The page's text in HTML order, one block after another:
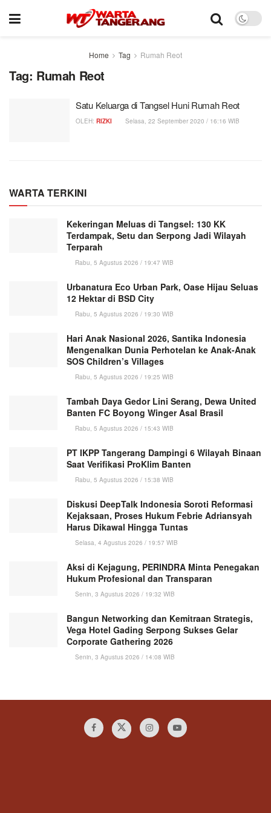
Home Tag Rumah Reot
Tag: Rumah Reot
Satu Keluarga di Tangsel Huni Rumah Reot
OLEH: RIZKI Selasa, 22 September 2020 / 16:16 WIB
WARTA TERKINI
Kekeringan Meluas di Tangsel: 130 KK
Terdampak, Setu dan Serpong Jadi Wilayah
Terparah
Rabu, 5 Agustus 2026 / 19:47 WIB
Urbanatura Eco Urban Park, Oase Hijau Seluas
12 Hektar di BSD City
Rabu, 5 Agustus 2026 / 19:30 WIB
Hari Anak Nasional 2026, Santika Indonesia
Mengenalkan Dunia Perhotelan ke Anak-Anak
SOS Children’s Villages
Rabu, 5 Agustus 2026 / 19:25 WIB
Tambah Daya Gedor Lini Serang, Dewa United
Banten FC Boyong Winger Asal Brasil
Rabu, 5 Agustus 2026 / 15:43 WIB
PT IKPP Tangerang Dampingi 6 Wilayah Binaan
Saat Verifikasi ProKlim Banten
Rabu, 5 Agustus 2026 / 15:38 WIB
Diskusi DeepTalk Indonesia Soroti Reformasi
Kejaksaan, Proses Hukum Febrie Adriansyah
Harus Dikawal Hingga Tuntas
Selasa, 4 Agustus 2026 / 19:57 WIB
Aksi di Kejagung, PERINDRA Minta Penegakan
Hukum Profesional dan Transparan
Senin, 3 Agustus 2026 / 19:32 WIB
Bangun Networking dan Kemitraan Strategis,
Vega Hotel Gading Serpong Sukses Gelar
Corporate Gathering 2026
Senin, 3 Agustus 2026 / 14:08 WIB